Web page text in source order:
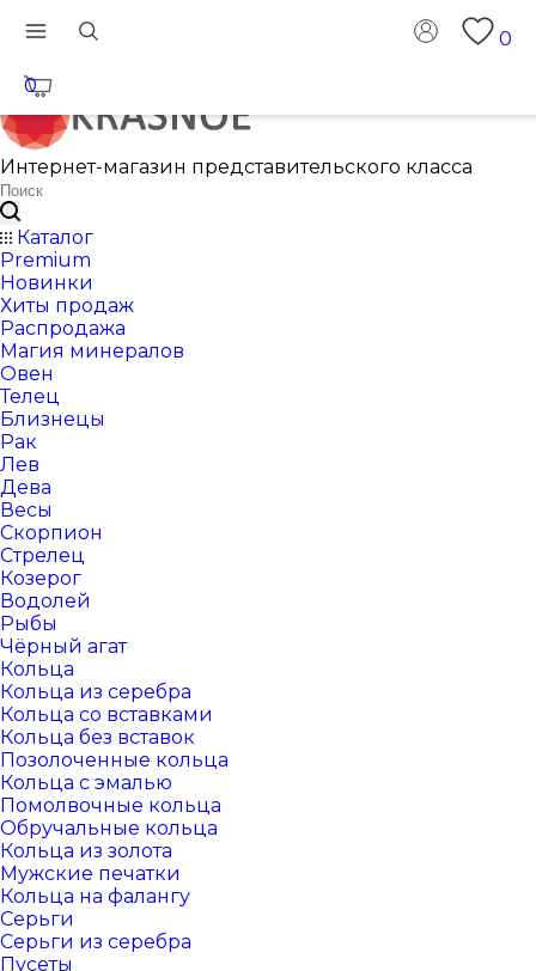
0
0
Интернет-магазин представительского класса
Каталог
Premium
Новинки
Хиты продаж
Распродажа
Магия минералов
Овен
Телец
Близнецы
Рак
Лев
Дева
Весы
Скорпион
Стрелец
Козерог
Водолей
Рыбы
Чёрный агат
Кольца
Кольца из серебра
Кольца со вставками
Кольца без вставок
Позолоченные кольца
Кольца с эмалью
Помолвочные кольца
Обручальные кольца
Кольца из золота
Мужские печатки
Кольца на фалангу
Серьги
Серьги из серебра
Пусеты